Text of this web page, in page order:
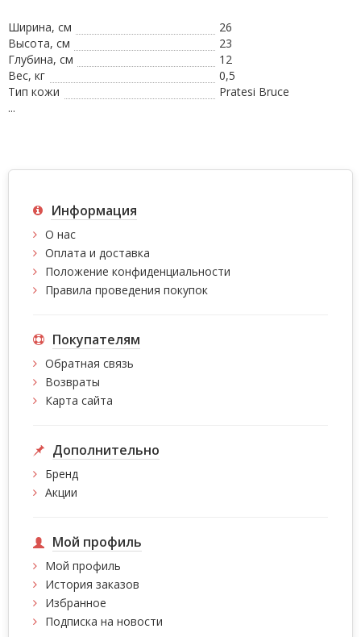
Ширина, см
26
Высота, см
23
Глубина, см
12
Вес, кг
0,5
Тип кожи
Pratesi Bruce
...
Информация
О нас
Оплата и доставка
Положение конфиденциальности
Правила проведения покупок
Покупателям
Обратная связь
Возвраты
Карта сайта
Дополнительно
Бренд
Акции
Мой профиль
Мой профиль
История заказов
Избранное
Подписка на новости